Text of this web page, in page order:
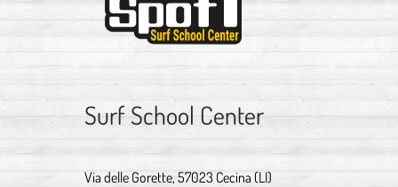
Surf School Center
Via delle Gorette, 57023 Cecina (LI)